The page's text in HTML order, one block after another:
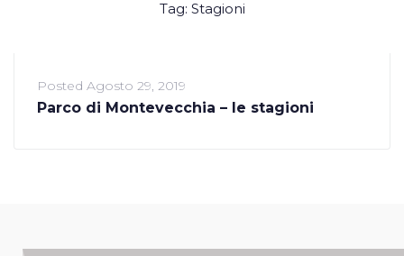
Tag: Stagioni
Posted Agosto 29, 2019
Parco di Montevecchia – le stagioni